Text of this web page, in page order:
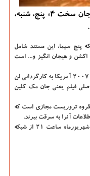
راستابلاگ: پشت صحنه سینمایی اکشن «جان سخت 4» پنج، شنبه،
پنج سیما، این مستند شامل
و هیجان انگیز و... است
سال ۲۰۰۷ آمریکا به کارگردانی لن
فیلم یعنی جان مک کلین
گروه تروریست مجازی است که
آنرا به سرقت ببرند.
پشت صحنه سینمایی «جان سخت ۴» پنج شنبه، ۴ شهریورماه ساعت ۲۱ از شبکه